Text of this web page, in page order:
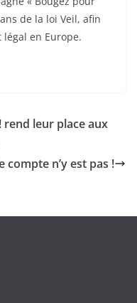
ans de la loi Veil, afin
en Europe.
rend leur place aux
compte n’y est pas !